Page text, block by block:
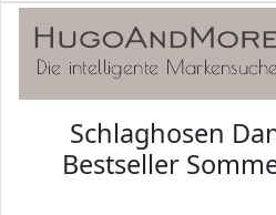
Schlaghosen
Bestseller